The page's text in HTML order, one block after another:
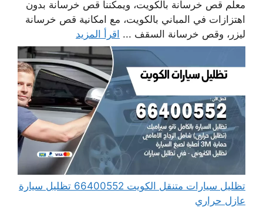
معلم قص خرسانة بالكويت، ويمكننا قص خرسانة بدون
اهتزازات في المباني بالكويت، مع امكانية قص خرسانة
ليزر، وقص خرسانة السقف ... اقرأ المزيد
تظليل سيارات متنقل الكويت 66400552 تظليل سيارة
عازل حراري